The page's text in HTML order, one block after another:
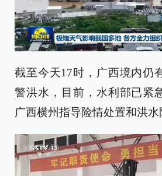
截至今天17时，广西境内仍
警洪水，目前，水利部已紧
广西横州指导险情处置和洪水